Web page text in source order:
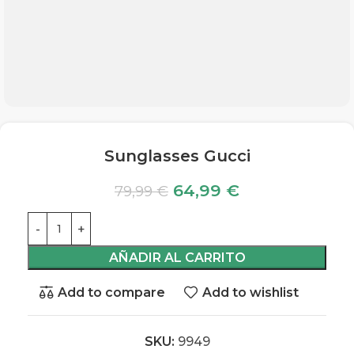
Sunglasses Gucci
79,99€ 64,99 €
AÑADIR AL CARRITO
Add to compare Add to wishlist
SKU: 9949